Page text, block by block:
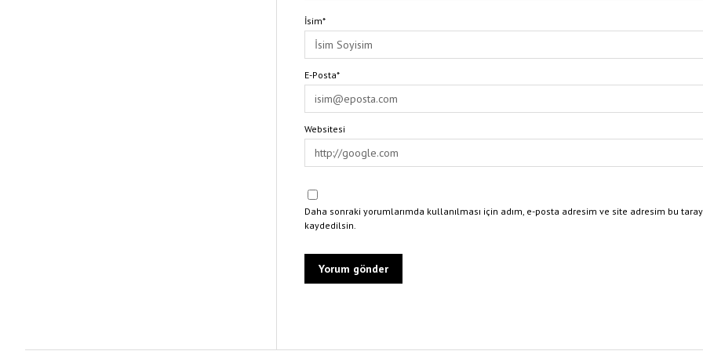
İsim*
E-Posta*
Websitesi
Daha sonraki yorumlarımda kullanılması için adım, e-posta adresim ve site adresim bu
kaydedilsin.